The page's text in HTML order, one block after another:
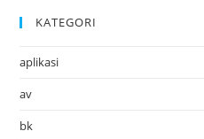
KATEGORI
aplikasi
av
bk